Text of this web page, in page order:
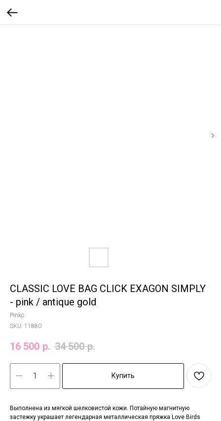
CLASSIC LOVE BAG CLICK EXAGON SIMPLY
- pink / antique gold
Pinko
SKU: 11880
16 500 р. 34 500 р.
Купить
Выполнена из мягкой шелковистой кожи. Потайную магнитную
застежку украшает легендарная металлическая пряжка Love Birds